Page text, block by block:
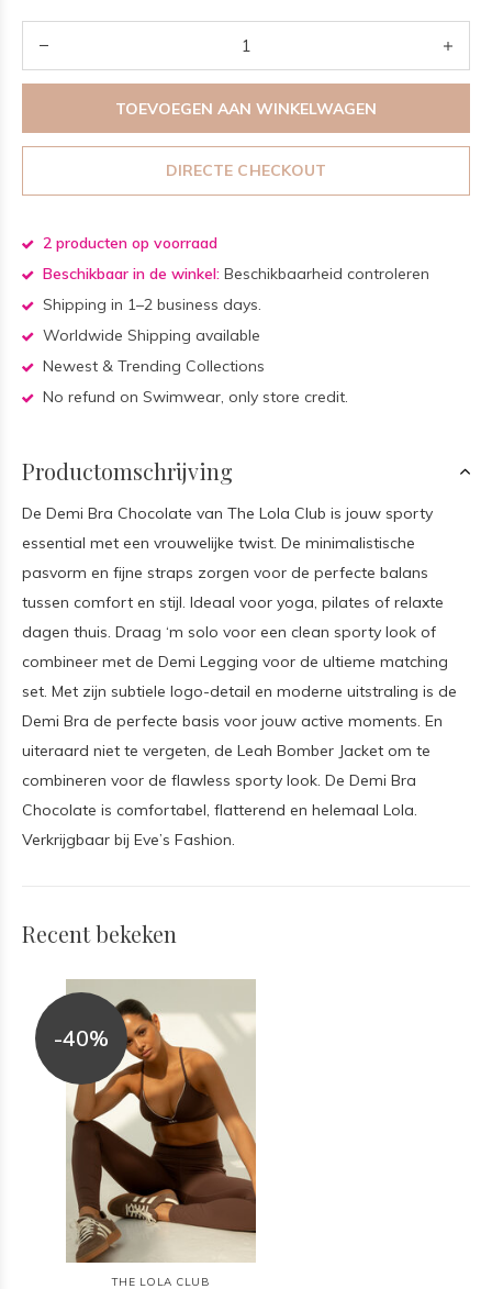
TOEVOEGEN AAN WINKELWAGEN
DIRECTE CHECKOUT
2 producten op voorraad
Beschikbaar in de winkel: Beschikbaarheid controleren
Shipping in 1–2 business days.
Worldwide Shipping available
Newest & Trending Collections
No refund on Swimwear, only store credit.
Productomschrijving
De Demi Bra Chocolate van The Lola Club is jouw sporty
essential met een vrouwelijke twist. De minimalistische
pasvorm en fijne straps zorgen voor de perfecte balans
tussen comfort en stijl. Ideaal voor yoga, pilates of relaxte
dagen thuis. Draag ‘m solo voor een clean sporty look of
combineer met de Demi Legging voor de ultieme matching
set. Met zijn subtiele logo-detail en moderne uitstraling is de
Demi Bra de perfecte basis voor jouw active moments. En
uiteraard niet te vergeten, de Leah Bomber Jacket om te
combineren voor de flawless sporty look. De Demi Bra
Chocolate is comfortabel, flatterend en helemaal Lola.
Verkrijgbaar bij Eve’s Fashion.
Recent bekeken
-40%
THE LOLA CLUB